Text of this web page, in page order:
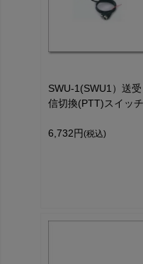
SWU-1(SWU1）送受
信切換(PTT)スイッチ
6,732円 (税込)